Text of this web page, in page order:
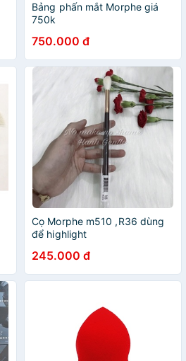
Bảng phấn mắt Morphe giá
750k
750.000 đ
Cọ Morphe m510 ,R36 dùng
để highlight
245.000 đ